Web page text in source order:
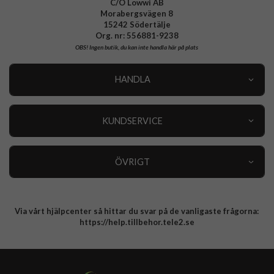
C/O Lowwi AB
Morabergsvägen 8
15242 Södertälje
Org. nr: 556881-9238
OBS!Ingen butik, du kan inte handla här på plats
HANDLA
KUNDSERVICE
ÖVRIGT
Integritetspolicy
Via vårt hjälpcenter så hittar du svar på de vanligaste frågorna:
https://help.tillbehor.tele2.se